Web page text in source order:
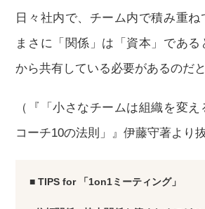
日々社内で、チーム内で積み重ね
まさに「関係」は「資本」であ
から共有している必要があるのだ
（『「小さなチームは組織を変
コーチ10の法則」』伊藤守著より
■ TIPS for 「1on1ミーティング」